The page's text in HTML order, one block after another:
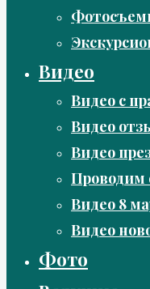
Видео
Видео с
Видео
Видео
Проводим
Видео 8
Видео
Фото